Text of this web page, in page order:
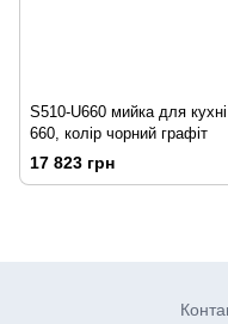
S510-U660 мийка для кухні
660, колір чорний графіт
17 823 грн